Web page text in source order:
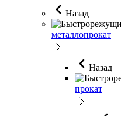
Назад
металлопрокат
Назад
прокат